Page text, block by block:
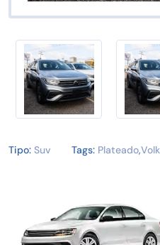
Tipo: Suv Tags: Plateado,